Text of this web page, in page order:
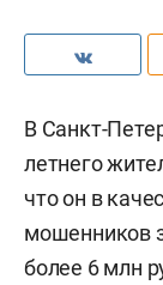
В Санкт-
летнего
что он в
мошенников
более 6 млн